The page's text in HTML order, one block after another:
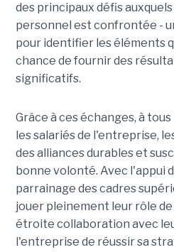
des principaux défis
personnel est confrontée -
pour identifier les éléments
chance de fournir des
significatifs.
Grâce à ces échanges, à
les salariés de l'entreprise,
des alliances durables et
bonne volonté. Avec l'appui
parrainage des cadres
jouer pleinement leur rôle
étroite collaboration avec
l'entreprise de réussir sa